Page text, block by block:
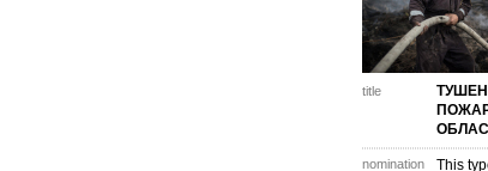
title
nomination This